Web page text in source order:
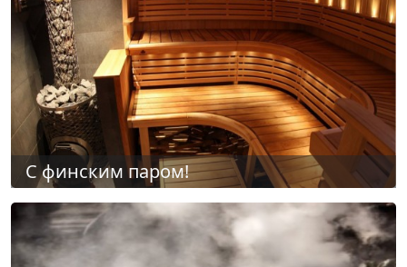
С финским паром!